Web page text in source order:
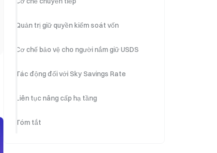
Quản trị giữ quyền kiểm soát vốn
Cơ chế bảo vệ cho người nắm giữ USDS
Tác động đối với Sky Savings Rate
Liên tục nâng cấp hạ tầng
Tóm tắt